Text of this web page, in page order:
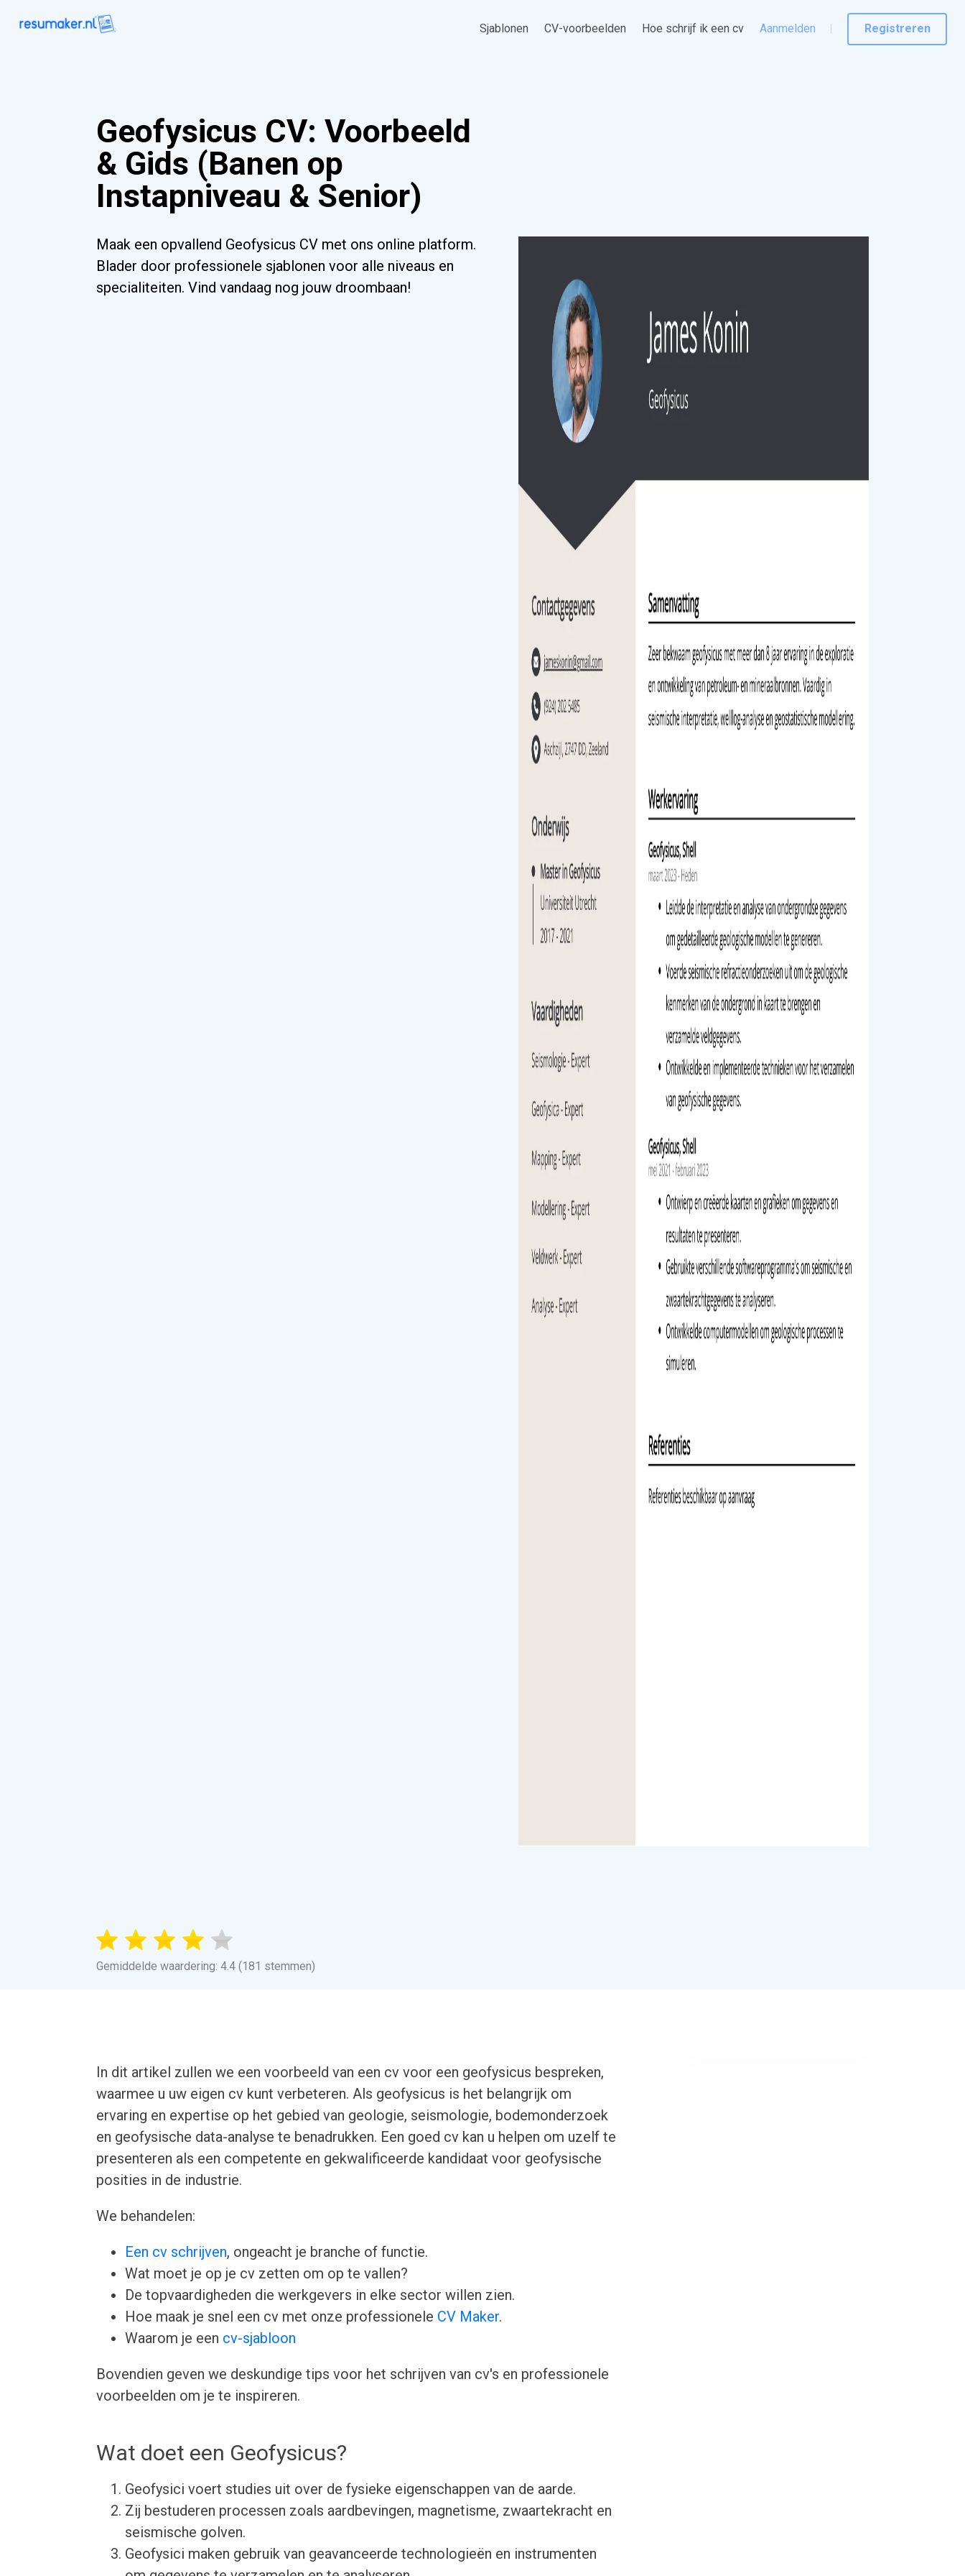
Sjablonen CV-voorbeelden Hoe schrijf ik een cv Aanmelden Registreren
Geofysicus CV: Voorbeeld
& Gids (Banen op
Instapniveau & Senior)
Maak een opvallend Geofysicus CV met ons online platform.
Blader door professionele sjablonen voor alle niveaus en
specialiteiten. Vind vandaag nog jouw droombaan!
Gemiddelde waardering: 4.4 (181 stemmen)
In dit artikel zullen we een voorbeeld van een cv voor een geofysicus bespreken,
waarmee u uw eigen cv kunt verbeteren. Als geofysicus is het belangrijk om
ervaring en expertise op het gebied van geologie, seismologie, bodemonderzoek
en geofysische data-analyse te benadrukken. Een goed cv kan u helpen om uzelf te
presenteren als een competente en gekwalificeerde kandidaat voor geofysische
posities in de industrie.
We behandelen:
Een cv schrijven, ongeacht je branche of functie.
Wat moet je op je cv zetten om op te vallen?
De topvaardigheden die werkgevers in elke sector willen zien.
Hoe maak je snel een cv met onze professionele CV Maker.
Waarom je een cv-sjabloon
Bovendien geven we deskundige tips voor het schrijven van cv's en professionele
voorbeelden om je te inspireren.
Wat doet een Geofysicus?
Geofysici voert studies uit over de fysieke eigenschappen van de aarde.
Zij bestuderen processen zoals aardbevingen, magnetisme, zwaartekracht en
seismische golven.
Geofysici maken gebruik van geavanceerde technologieën en instrumenten